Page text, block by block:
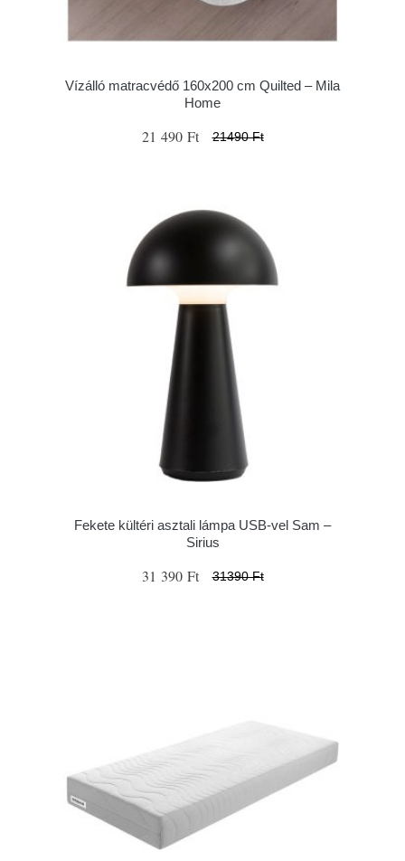
Vízálló matracvédő 160x200 cm Quilted – Mila
Home
21 490 Ft 21490 Ft
Fekete kültéri asztali lámpa USB-vel Sam –
Sirius
31 390 Ft 31390 Ft